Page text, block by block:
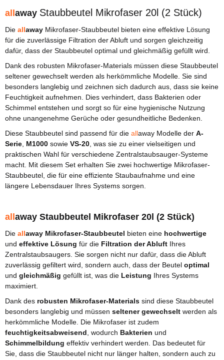
all away Staubbeutel Mikrofaser 20l (2 Stück)
Die allaway Mikrofaser-Staubbeutel bieten eine effektive Lösung
für die zuverlässige Filtration der Abluft und sorgen gleichzeitig
dafür, dass der Staubbeutel optimal und gleichmäßig gefüllt wird.
Dank des robusten Mikrofaser-Materials müssen diese Staubbeutel
seltener gewechselt werden als herkömmliche Modelle. Sie sind
besonders langlebig und zeichnen sich dadurch aus, dass sie keine
Feuchtigkeit aufnehmen. Dies verhindert, dass Bakterien oder
Schimmel entstehen und sorgt so für eine hygienische Nutzung
ohne unangenehme Gerüche oder gesundheitliche Bedenken.
Diese Staubbeutel sind passend für die allaway Modelle der A-
Serie M1000 sowie VS-20 , was sie zu einer vielseitigen und
praktischen Wahl für verschiedene Zentralstaubsauger-Systeme
macht. Mit diesem Set erhalten Sie zwei hochwertige Mikrofaser-
Staubbeutel, die für eine effiziente Staubaufnahme und eine
längere Lebensdauer Ihres Systems sorgen.
all away Staubbeutel Mikrofaser 20l (2 Stück)
Die allaway Mikrofaser-Staubbeutel bieten eine hochwertige
und effektive Lösung für die Filtration der Abluft Ihres
Zentralstaubsaugers. Sie sorgen nicht nur dafür, dass die Abluft
zuverlässig gefiltert wird, sondern auch, dass der Beutel optimal
und gleichmäßig gefüllt ist, was die Leistung Ihres Systems
maximiert.
Dank des robusten Mikrofaser-Materials sind diese Staubbeutel
besonders langlebig und müssen seltener gewechselt werden als
herkömmliche Modelle. Die Mikrofaser ist zudem
feuchtigkeitsabweisend , wodurch Bakterien und
Schimmelbildung effektiv verhindert werden. Das bedeutet für
Sie, dass die Staubbeutel nicht nur länger halten, sondern auch zu